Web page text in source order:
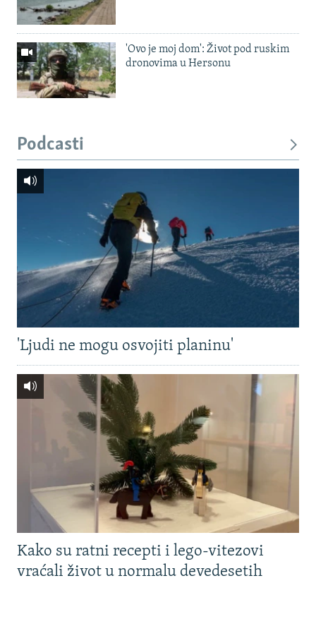
'Ovo je moj dom': Život pod ruskim
dronovima u Hersonu
Podcasti
'Ljudi ne mogu osvojiti planinu'
Kako su ratni recepti i lego-vitezovi
vraćali život u normalu devedesetih